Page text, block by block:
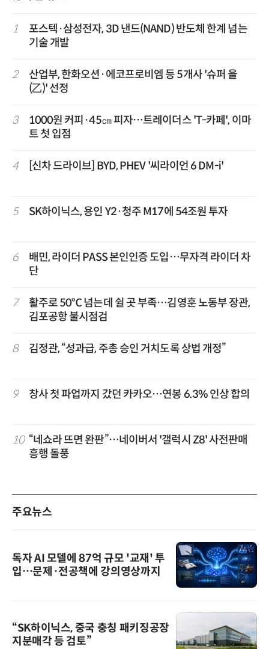
1
포스텍·삼성전자, 3D 낸드(NAND) 반도체 한계 넘는
기술 개발
2
산업부, 한화오션·에코프로비엠 등 5개사 '슈퍼 을
(乙)' 선정
3
1000원 커피·45㎝ 피자…트레이더스 'T-카페', 이마
트 첫 입점
4 [신차 드라이브] BYD, PHEV '씨라이언 6 DM-i'
5 SK하이닉스, 용인 Y2·청주 M17에 54조원 투자
6
배민, 라이더 PASS 본인인증 도입…무자격 라이더 차
단
7
활주로 50℃ 넘는데 쉴 곳 부족…김영훈 노동부 장관,
김포공항 불시점검
8 김정관, “성과급, 주총 승인 거치도록 상법 개정”
9 창사 첫 파업까지 갔던 카카오…연봉 6.3% 인상 합의
10 “네쇼라 뜨면 완판”…네이버서 '갤럭시 Z8' 사전판매
흥행 돌풍
주요뉴스
독자 AI 모델에 87억 규모 '교재' 투
입…문제·전공책에 강의영상까지
“SK하이닉스, 중국 충칭 패키징공장
지분매각 등 검토”